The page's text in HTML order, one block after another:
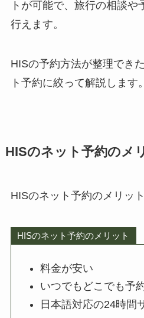
トが可能で、旅行の相談や
行えます。
HISの予約方法が整理でき
ト予約に絞って解説します。
HISのネット予約のメ
HISのネット予約のメリッ
HISのネット予約のメリット
料金が安い
いつでもどこでも予
日本語対応の24時間